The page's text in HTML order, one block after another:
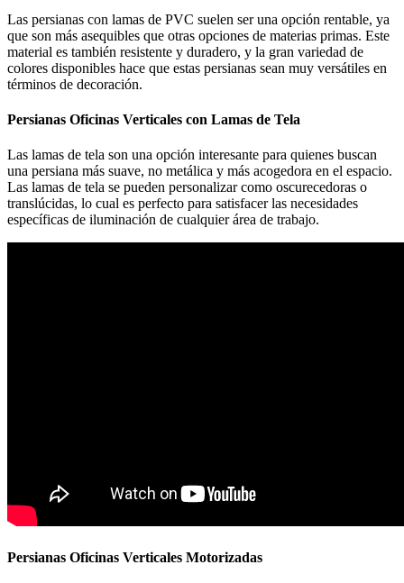
Las persianas con lamas de PVC suelen ser una opción rentable, ya
que son más asequibles que otras opciones de materias primas. Este
material es también resistente y duradero, y la gran variedad de
colores disponibles hace que estas persianas sean muy versátiles en
términos de decoración.
Persianas Oficinas Verticales con Lamas de Tela
Las lamas de tela son una opción interesante para quienes buscan
una persiana más suave, no metálica y más acogedora en el espacio.
Las lamas de tela se pueden personalizar como oscurecedoras o
translúcidas, lo cual es perfecto para satisfacer las necesidades
específicas de iluminación de cualquier área de trabajo.
Persianas Oficinas Verticales Motorizadas